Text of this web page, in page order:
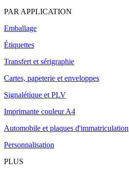
PAR APPLICATION
Emballage
Étiquettes
Transfert et sérigraphie
Cartes, papeterie et enveloppes
Signalétique et PLV
Imprimante couleur A4
Automobile et plaques d'immatriculation
Personnalisation
PLUS